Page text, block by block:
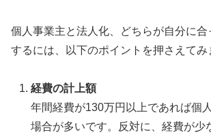
個人事業主と法人化、どちらが自分に
するには、以下のポイントを押さえてみ
経費の計上額
年間経費が130万円以上であれば個
場合が多いです。反対に、経費が少